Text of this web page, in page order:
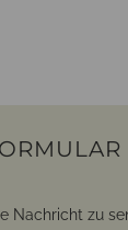
Nachricht zu